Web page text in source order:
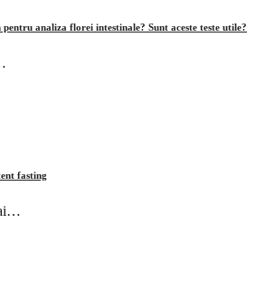
pentru analiza florei intestinale? Sunt aceste teste utile?
fasting